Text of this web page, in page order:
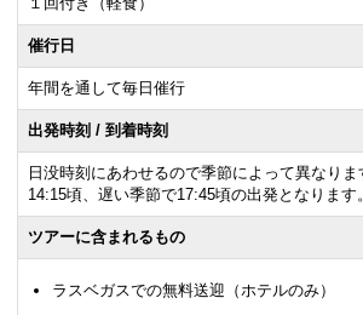
催行日
年間を通して毎日催行
出発時刻 / 到着時刻
日没時刻にあわせるので季節によって異なり
14:15頃、遅い季節で17:45頃の出発となります。
ツアーに含まれるもの
ラスベガスでの無料送迎（ホテルのみ）